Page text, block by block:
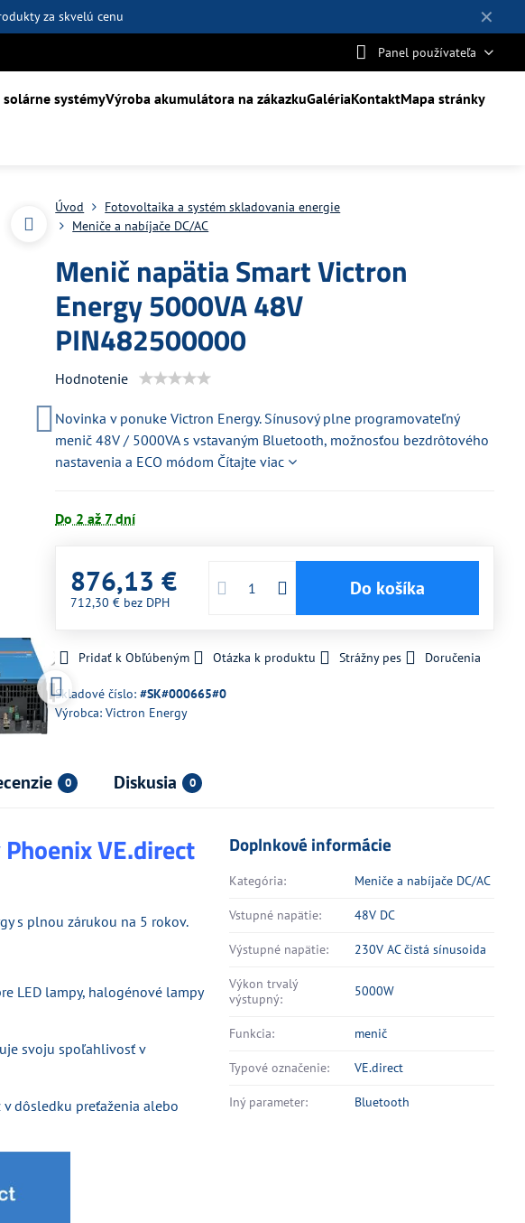
✕
za skvelú cenu
Panel používateľa
systémyVýroba akumulátora na zákazkuGalériaKontaktMapa stránky
Úvod
Fotovoltaika a systém skladovania energie
Meniče a nabíjače DC/AC
Menič napätia Smart Victron
Energy 5000VA 48V
PIN482500000
Hodnotenie
Novinka v ponuke Victron Energy. Sínusový plne programovateľný
menič 48V / 5000VA s vstavaným Bluetooth, možnosťou bezdrôtového
nastavenia a ECO módom Čítajte viac
Do 2 až 7 dní
876,13 €
712,30 € bez DPH
Do košíka
Pridať k Obľúbeným Otázka k produktu Strážny pes Doručenia
Skladové číslo:#SK#000665#0
Výrobca:Victron Energy
0 Diskusia 0
VE.direct
s plnou zárukou na 5 rokov.
LED lampy, halogénové lampy
svoju spoľahlivosť v
dôsledku preťaženia alebo
Doplnkové informácie
Kategória: Meniče a nabíjače DC/AC
Vstupné napätie: 48V DC
Výstupné napätie: 230V AC čistá sínusoida
Výkon trvalý
výstupný:
5000W
Funkcia: menič
Typové označenie: VE.direct
Iný parameter: Bluetooth